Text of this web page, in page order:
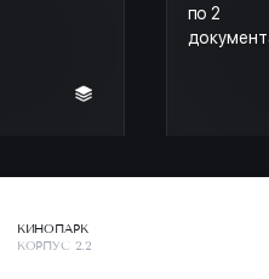
по 2
КИНОПАРК
КОРПУС 2.2